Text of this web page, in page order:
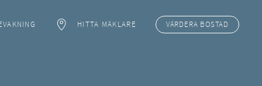
HITTA MÄKLARE VÄRDERA BOSTAD